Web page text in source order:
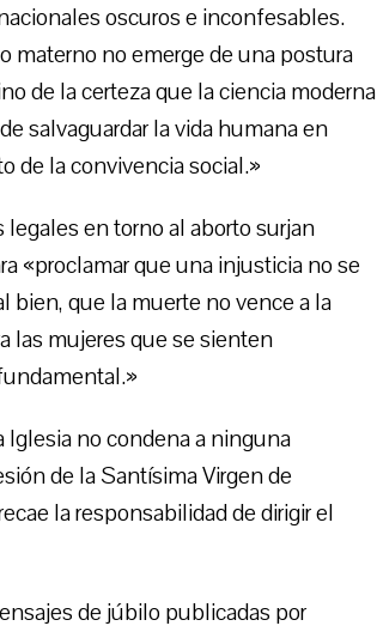
oscuros e inconfesables.
materno no emerge de una postura
de la certeza que la ciencia moderna
salvaguardar la vida humana en
de la convivencia social.»
en torno al aborto surjan
«proclamar que una injusticia no se
bien, que la muerte no vence a la
las mujeres que se sienten
Iglesia no condena a ninguna
de la Santísima Virgen de
la responsabilidad de dirigir el
de júbilo publicadas por